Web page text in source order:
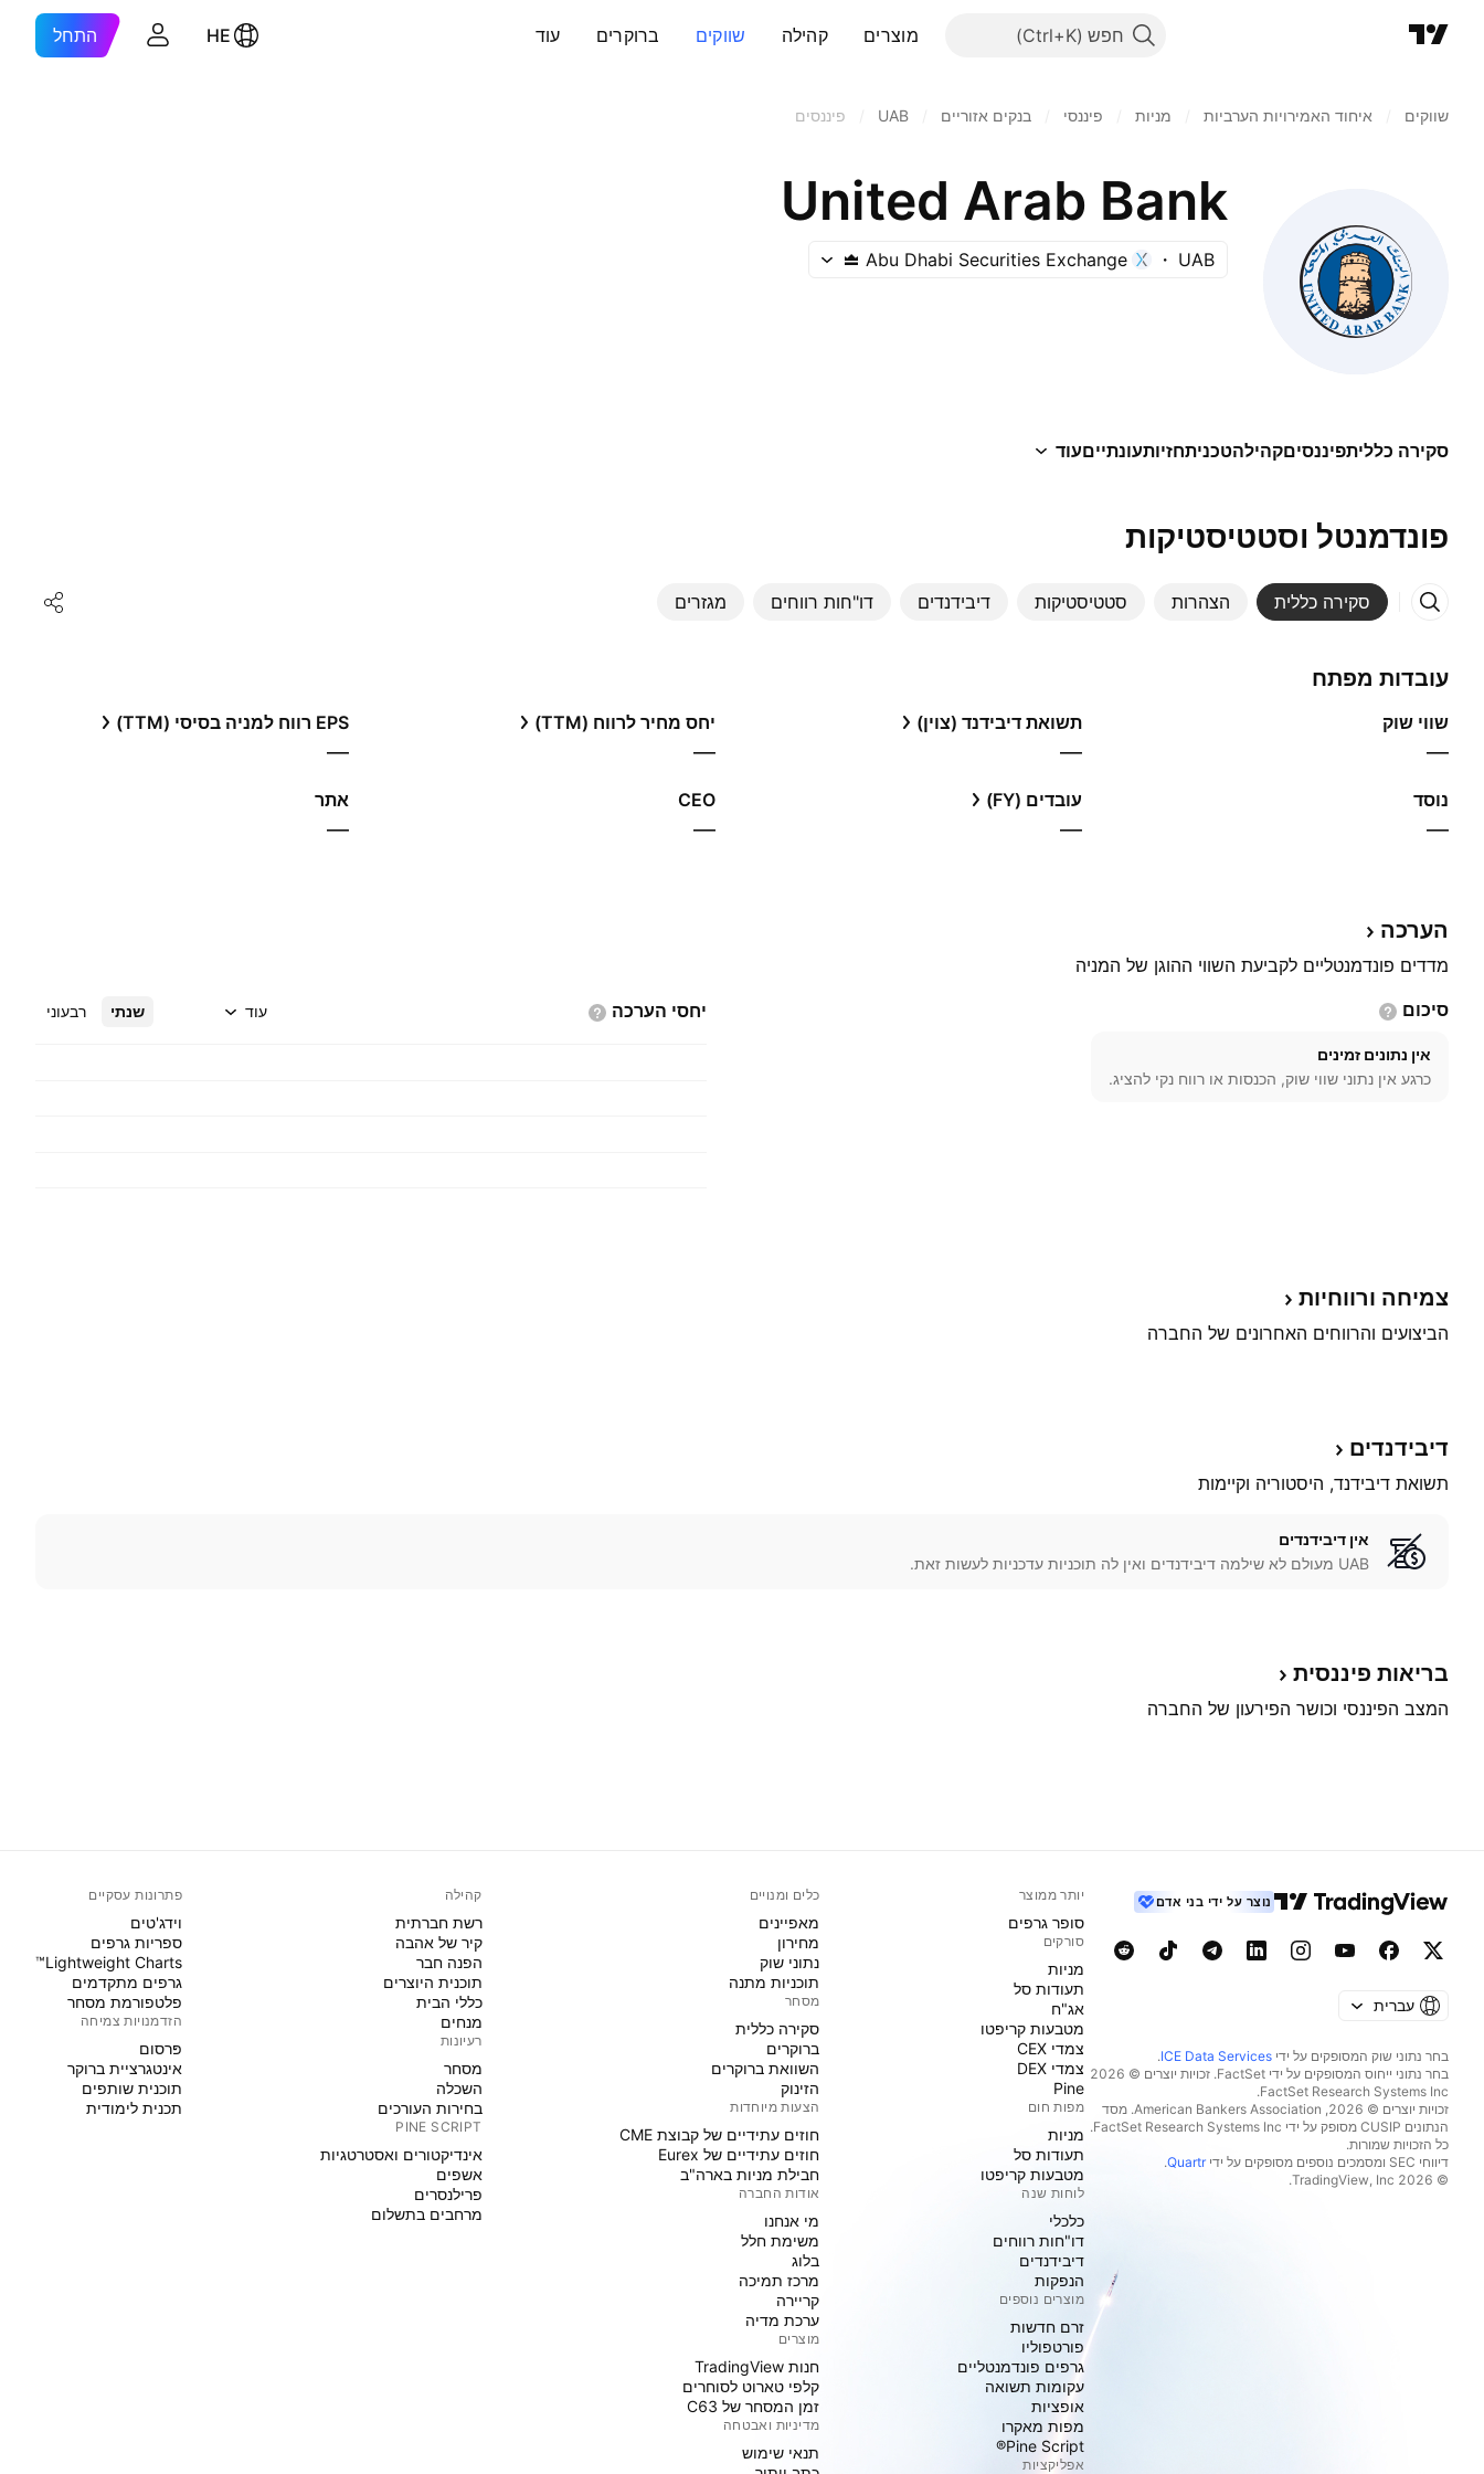
חפש מוצרים קהילה שווקים ברוקרים עוד HE התחל
שווקים איחוד האמירויות הערביות מניות‏ פיננסי בנקים אזוריים UAB פיננסים
United Arab Bank
UAB
Abu Dhabi Securities Exchange
סקירה כלליתפיננסיםקהילהטכניתחזיותעונתייםעוד
פונדמנטל וסטטיסטיקות
סקירה כללית הצהרות סטטיסטיקות דיבידנדים דו"חות רווחים מגזרים
עובדות מפתח
שווי שוק
—
תשואת דיבידנד (צוין)
—
יחס מחיר לרווח (TTM)
—
EPS רווח למניה בסיסי (TTM)
—
נוסד
—
עובדים (FY)
—
CEO
—
אתר‏
—
הערכה
מדדים פונדמנטליים לקביעת השווי ההוגן של המניה
סיכום
אין נתונים זמינים
כרגע אין נתוני שווי שוק, הכנסות או רווח נקי להציג.
יחסי הערכה שנתי רבעוני עוד
צמיחה ורווחיות
הביצועים והרווחים האחרונים של החברה
דיבידנדים
תשואת דיבידנד, היסטוריה וקיימות
אין דיבידנדים
UAB מעולם לא שילמה דיבידנדים ואין לה תוכניות עדכניות לעשות זאת.
בריאות פיננסית
המצב הפיננסי וכושר הפירעון של החברה
נוצר על ידי בני אדם
עברית
בחר נתוני שוק המסופקים על ידי ICE Data Services
.
בחר נתוני ייחוס המסופקים על ידי FactSet. זכויות יוצרים © 2026
זכויות יוצרים © 2026, ‏American Bankers Association. מסד
הנתונים CUSIP מסופק על ידי FactSet Research Systems Inc.
כל הזכויות שמורות.
דיווחי SEC ומסמכים נוספים מסופקים על ידי
Quartr
.
© 2026 ‏TradingView, Inc.‏
יותר ממוצר
סופר גרפים
סורקים
מניות‏
תעודות סל
אג"ח
מטבעות קריפטו
צמדי CEX
צמדי DEX
Pine
מפות חום
מניות‏
תעודות סל
מטבעות קריפטו
לוחות שנה
כלכלי
דו"חות רווחים
דיבידנדים
הנפקות
מוצרים נוספים
זרם חדשות
פורטפוליו
גרפים פונדמנטליים
עקומות תשואה
אופציות
מפות מאקרו
Pine Script®
אפליקציות
כלים ומנויים
מאפיינים
מחירון
נתוני שוק
תוכניות מתנה
מסחר
סקירה כללית
ברוקרים
השוואת ברוקרים
הזינוק
הצעות מיוחדות
חוזים עתידיים של קבוצת CME
חוזים עתידיים של Eurex
חבילת מניות בארה"ב
אודות החברה
מי אנחנו
משימת חלל
בלוג
מרכז תמיכה
קריירה
ערכת מדיה
מוצרים
חנות TradingView
קלפי טארוט לסוחרים
זמן המסחר של C63
מדיניות ואבטחה
תנאי שימוש
קהילה
רשת חברתית
קיר של אהבה
הפנה חבר
תוכנית היוצרים
כללי הבית
מנחים
רעיונות
מסחר
השכלה
בחירות העורכים
PINE SCRIPT
אינדיקטורים ואסטרטגיות
אשפים
פרילנסרים
מרחבים בתשלום
פתרונות עסקיים
וידג'טים
ספריות גרפים
Lightweight Charts™
גרפים מתקדמים
פלטפורמת מסחר
הזדמנויות צמיחה
פּרסום
אינטגרציית ברוקר
תוכנית שותפים
תכנית לימודית